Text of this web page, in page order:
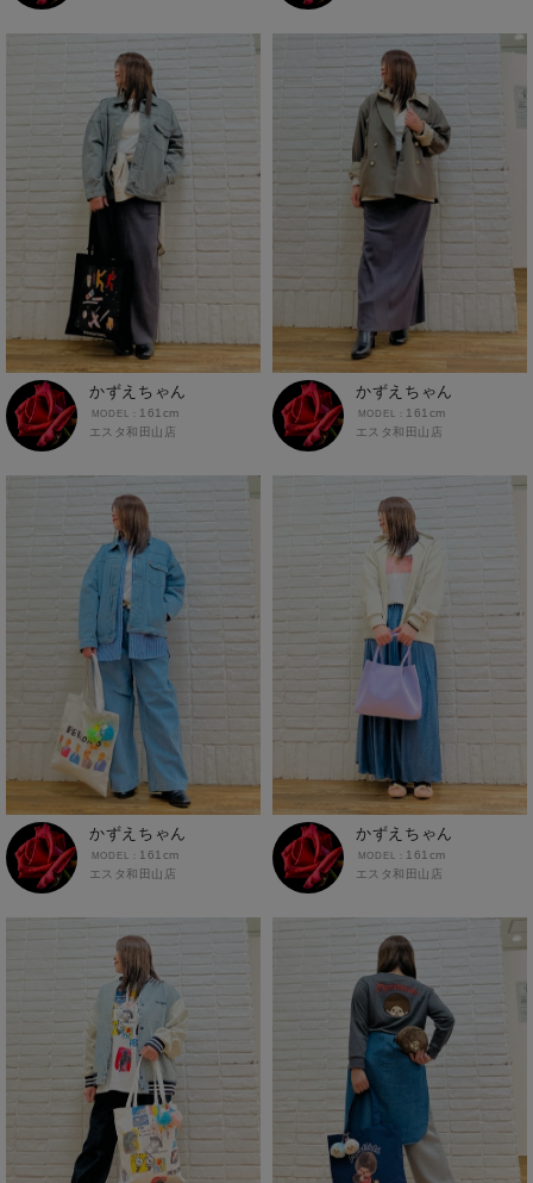
デニム・ジーンズ
トラウザー
ハーフパンツ・ショートパンツ
レギンス
ロングパンツ
ワイドパンツ
インナー
あったかインナー
インナーシャツ
インナータイツ
ショーツ
トランクス・ボクサーパンツ
ブラトップ
グッズ
ベルト
ストール・マフラー
ネクタイ
バッグ
手袋・アームウォーマー
帽子
その他グッズ
ルームウェア
ルームウェア
ワンピース
ワンピース
スポーツウェア
かずえちゃん
エスタ和田山店
161cm
かずえちゃん
エスタ和田山店
161cm
かずえちゃん
エスタ和田山店
161cm
かずえちゃん
エスタ和田山店
161cm